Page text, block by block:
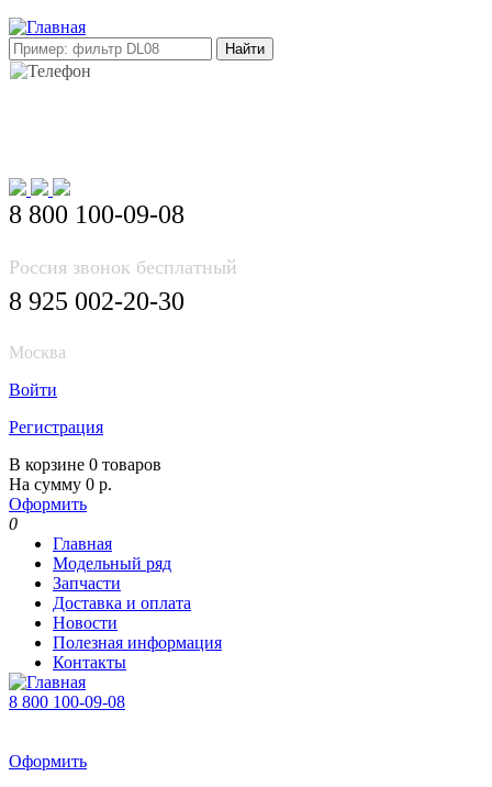
8 800 100-09-08
Россия звонок бесплатный
8 925 002-20-30
Москва
Войти
Регистрация
В корзине 0 товаров
На сумму 0 р.
Оформить
0
Главная
Модельный ряд
Запчасти
Доставка и оплата
Новости
Полезная информация
Контакты
8 800 100-09-08
Оформить